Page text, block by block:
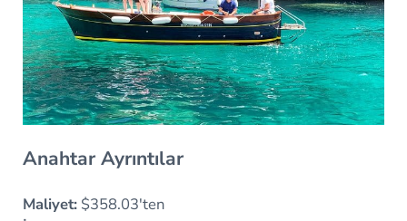
Anahtar Ayrıntılar
Maliyet:$358.03'ten